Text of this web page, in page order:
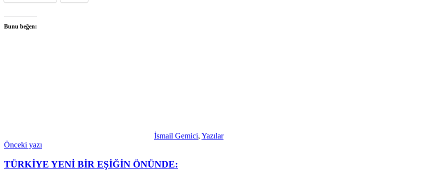
Bunu beğen:
İsmail Gemici, Yazılar
Yazı
gezinmesi
Önceki yazı
TÜRKİYE YENİ BİR EŞİĞİN ÖNÜNDE: